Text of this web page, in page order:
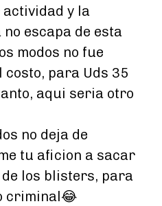
y la
escapa de esta
modos no fue
costo, para Uds 35
aqui seria otro
no deja de
tu aficion a sacar
de los blisters, para
criminal😂